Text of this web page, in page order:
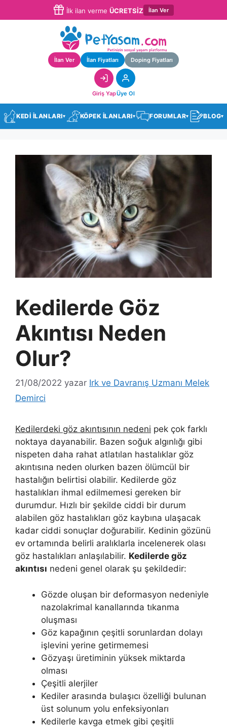
İlk ilan verme ÜCRETSİZ İlan Ver
İlan Ver İlan Fiyatları Doping Fiyatları
Giriş YapÜye Ol
KEDİ İLANLARI▾ KÖPEK İLANLARI▾ FORUMLAR▾ BLOG▾
Kedilerde Göz
Akıntısı Neden
Olur?
21/08/2022 yazar Irk ve Davranış Uzmanı Melek
Demirci
Kedilerdeki göz akıntısının nedeni pek çok farklı
noktaya dayanabilir. Bazen soğuk algınlığı gibi
nispeten daha rahat atlatılan hastalıklar göz
akıntısına neden olurken bazen ölümcül bir
hastalığın belirtisi olabilir. Kedilerde göz
hastalıkları ihmal edilmemesi gereken bir
durumdur. Hızlı bir şekilde ciddi bir durum
alabilen göz hastalıkları göz kaybına ulaşacak
kadar ciddi sonuçlar doğurabilir. Kedinin gözünü
ev ortamında belirli aralıklarla incelenerek olası
göz hastalıkları anlaşılabilir. Kedilerde göz
akıntısı nedeni genel olarak şu şekildedir:
Gözde oluşan bir deformasyon nedeniyle
nazolakrimal kanallarında tıkanma
oluşması
Göz kapağının çeşitli sorunlardan dolayı
işlevini yerine getirmemesi
Gözyaşı üretiminin yüksek miktarda
olması
Çeşitli alerjiler
Kediler arasında bulaşıcı özelliği bulunan
üst solunum yolu enfeksiyonları
Kedilerle kavga etmek gibi çeşitli